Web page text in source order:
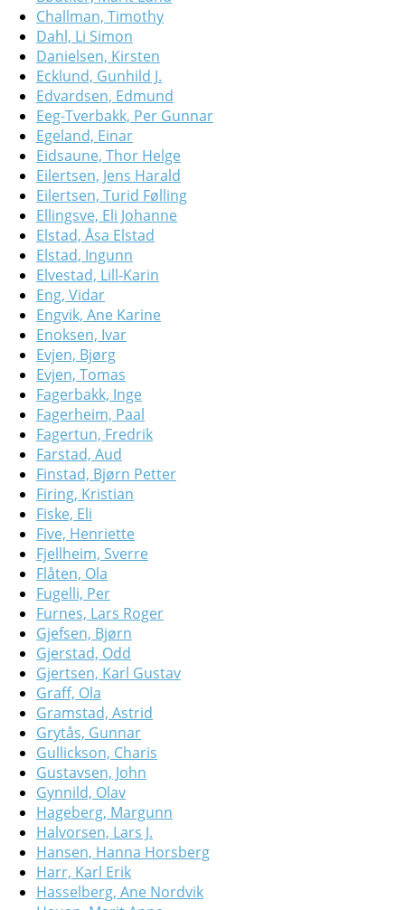
Challman, Timothy
Dahl, Li Simon
Danielsen, Kirsten
Ecklund, Gunhild J.
Edvardsen, Edmund
Eeg-Tverbakk, Per Gunnar
Egeland, Einar
Eidsaune, Thor Helge
Eilertsen, Jens Harald
Eilertsen, Turid Følling
Ellingsve, Eli Johanne
Elstad, Åsa Elstad
Elstad, Ingunn
Elvestad, Lill-Karin
Eng, Vidar
Engvik, Ane Karine
Enoksen, Ivar
Evjen, Bjørg
Evjen, Tomas
Fagerbakk, Inge
Fagerheim, Paal
Fagertun, Fredrik
Farstad, Aud
Finstad, Bjørn Petter
Firing, Kristian
Fiske, Eli
Five, Henriette
Fjellheim, Sverre
Flåten, Ola
Fugelli, Per
Furnes, Lars Roger
Gjefsen, Bjørn
Gjerstad, Odd
Gjertsen, Karl Gustav
Graff, Ola
Gramstad, Astrid
Grytås, Gunnar
Gullickson, Charis
Gustavsen, John
Gynnild, Olav
Hageberg, Margunn
Halvorsen, Lars J.
Hansen, Hanna Horsberg
Harr, Karl Erik
Hasselberg, Ane Nordvik